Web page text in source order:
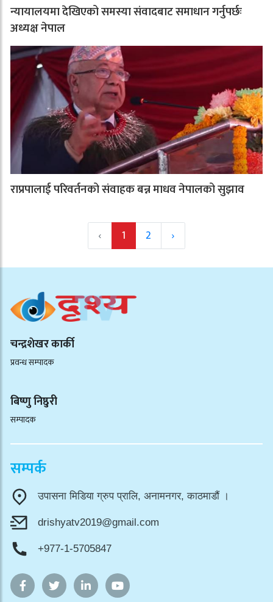
न्यायालयमा देखिएको समस्या संवादबाट समाधान गर्नुपर्छः
अध्यक्ष नेपाल
राप्रपालाई परिवर्तनको संवाहक बन्न माधव नेपालको सुझाव
‹ 1 2 ›
चन्द्रशेखर कार्की
प्रवन्ध सम्पादक
बिष्णु निष्ठुरी
सम्पादक
सम्पर्क
उपासना मिडिया ग्रुप प्रालि, अनामनगर, काठमाडौं ।
drishyatv2019@gmail.com
+977-1-5705847